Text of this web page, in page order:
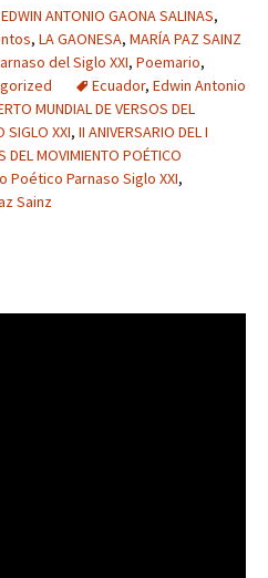
EDWIN ANTONIO GAONA SALINAS,
, LA GAONESA, MARÍA PAZ SAINZ
del Siglo XXI, Poemario,
Ecuador, Edwin Antonio
MUNDIAL DE VERSOS DEL
SIGLO XXI, II ANIVERSARIO DEL I
DEL MOVIMIENTO POÉTICO
Poético Parnaso Siglo XXI,
Sainz